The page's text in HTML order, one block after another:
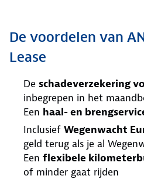
De voordelen van
Lease
De schadeverzekering
inbegrepen in het
Een haal- en
Inclusief Wegenwacht
geld terug als je al
Een flexibele
of minder gaat rijden